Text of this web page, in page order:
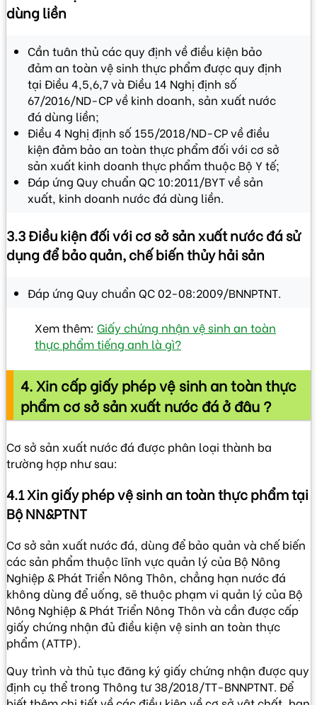
dùng liền
Cần tuân thủ các quy định về điều kiện bảo
đảm an toàn vệ sinh thực phẩm được quy định
tại Điều 4,5,6,7 và Điều 14 Nghị định số
67/2016/ND-CP về kinh doanh, sản xuất nước
đá dùng liền;
Điều 4 Nghị định số 155/2018/ND-CP về điều
kiện đảm bảo an toàn thực phẩm đối với cơ sở
sản xuất kinh doanh thực phẩm thuộc Bộ Y tế;
Đáp ứng Quy chuẩn QC 10:2011/BYT về sản
xuất, kinh doanh nước đá dùng liền.
3.3 Điều kiện đối với cơ sở sản xuất nước đá sử
dụng để bảo quản, chế biến thủy hải sản
Đáp ứng Quy chuẩn QC 02-08:2009/BNNPTNT.
Xem thêm: Giấy chứng nhận vệ sinh an toàn
thực phẩm tiếng anh là gì?
4. Xin cấp giấy phép vệ sinh an toàn thực
phẩm cơ sở sản xuất nước đá ở đâu ?
Cơ sở sản xuất nước đá được phân loại thành ba
trường hợp như sau:
4.1 Xin giấy phép vệ sinh an toàn thực phẩm tại
Bộ NN&PTNT
Cơ sở sản xuất nước đá, dùng để bảo quản và chế biến
các sản phẩm thuộc lĩnh vực quản lý của Bộ Nông
Nghiệp & Phát Triển Nông Thôn, chẳng hạn nước đá
không dùng để uống, sẽ thuộc phạm vi quản lý của Bộ
Nông Nghiệp & Phát Triển Nông Thôn và cần được cấp
giấy chứng nhận đủ điều kiện vệ sinh an toàn thực
phẩm (ATTP).
Quy trình và thủ tục đăng ký giấy chứng nhận được quy
định cụ thể trong Thông tư 38/2018/TT-BNNPTNT. Để